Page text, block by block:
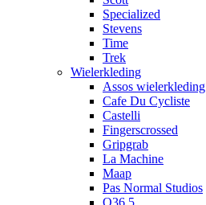
Specialized
Stevens
Time
Trek
Wielerkleding
Assos wielerkleding
Cafe Du Cycliste
Castelli
Fingerscrossed
Gripgrab
La Machine
Maap
Pas Normal Studios
Q36.5